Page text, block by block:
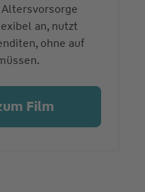
Altersvorsorge
an, nutzt
ohne auf
Film